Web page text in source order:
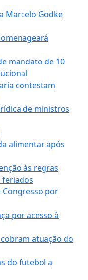
Marcelo Godke
mandato de 10
contestam
de ministros
alimentar após
às regras
feriados
por
por acesso à
atuação do
do futebol a